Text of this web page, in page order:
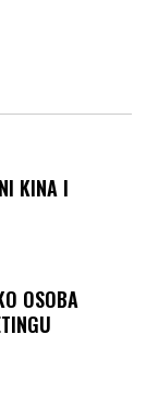
KINA I
OSOBA